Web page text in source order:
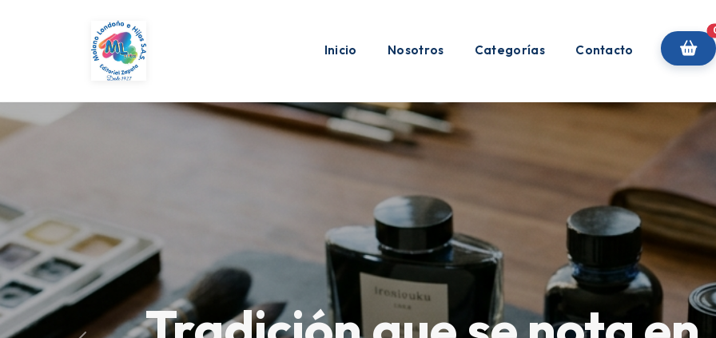
Inicio Nosotros Categorías Contacto